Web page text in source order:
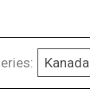
Kanada